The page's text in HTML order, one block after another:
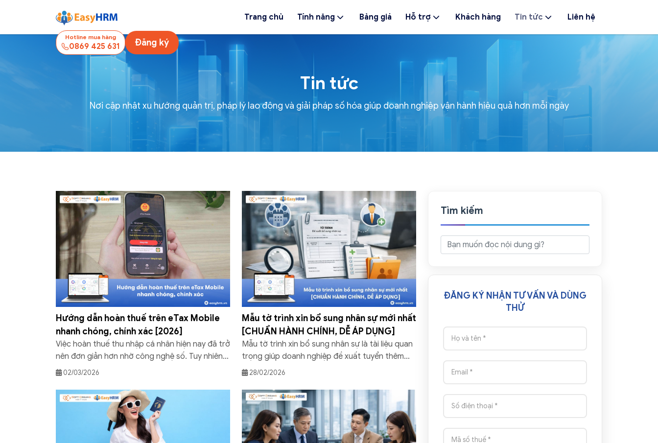
Trang chủ Tính năng Bảng giá Hỗ trợ Khách hàng Tin tức Liên hệ
Hotline mua hàng
0869 425 631 Đăng ký
Tin tức
Nơi cập nhật xu hướng quản trị, pháp lý lao động và giải pháp số hóa giúp doanh nghiệp vận hành hiệu quả hơn mỗi ngày
Hướng dẫn hoàn thuế trên eTax Mobile
nhanh chóng, chính xác [2026]
Việc hoàn thuế thu nhập cá nhân hiện nay đã trở
nên đơn giản hơn nhờ công nghệ số. Tuy nhiên,
nhiều cá nhân vẫn lúng túng khi thực hiện thủ
của Phần mềm nhân sự EasyHRM sẽ giải đáp mọi
thắc mắc giúp bạn […]
02/03/2026
Mẫu tờ trình xin bổ sung nhân sự mới nhất
[CHUẨN HÀNH CHÍNH, DỄ ÁP DỤNG]
Mẫu tờ trình xin bổ sung nhân sự là tài liệu quan
trọng giúp doanh nghiệp đề xuất tuyển thêm
người bài bản, đúng quy trình và thuyết phục
dưới đây Phần mềm quản lý nhân sự EasyHRM sẽ
cung cấp mẫu chuẩn, dễ áp dụng […]
28/02/2026
Tìm kiếm
ĐĂNG KÝ NHẬN TƯ VẤN VÀ DÙNG
THỬ